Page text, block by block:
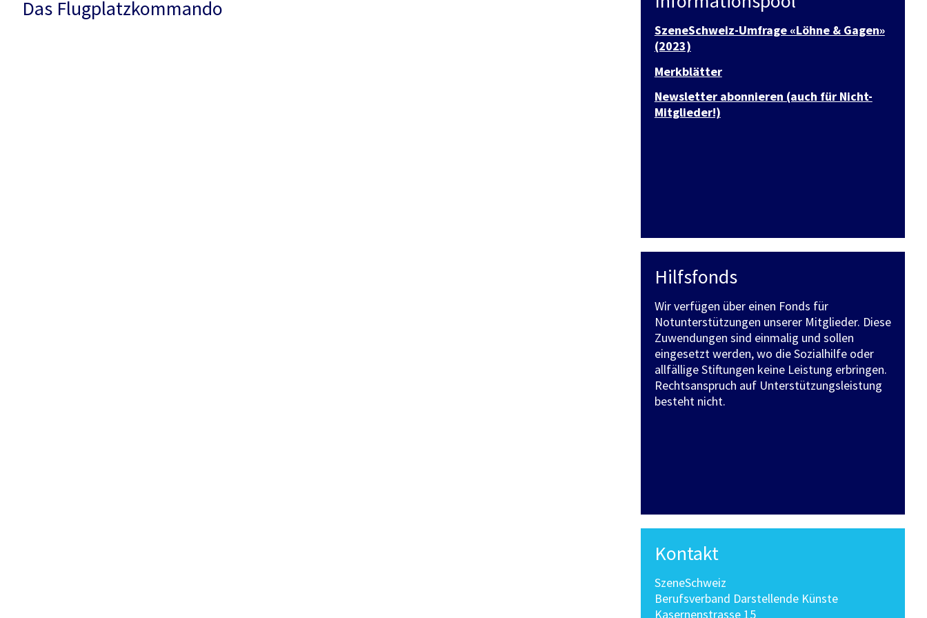
Das Flugplatzkommando
SzeneSchweiz-Umfrage «Löhne & Gagen»
(2023)
Merkblätter
Newsletter abonnieren (auch für Nicht-
Mitglieder!)
Hilfsfonds
Wir verfügen über einen Fonds für
Notunterstützungen unserer Mitglieder. Diese
Zuwendungen sind einmalig und sollen
eingesetzt werden, wo die Sozialhilfe oder
allfällige Stiftungen keine Leistung erbringen.
Rechtsanspruch auf Unterstützungsleistung
besteht nicht.
Kontakt
SzeneSchweiz
Berufsverband Darstellende Künste
Kasernenstrasse 15